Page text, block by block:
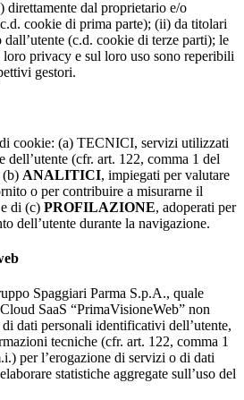
direttamente dal proprietario e/o
cookie di prima parte); (ii) da titolari
(c.d. cookie di terze parti); le
privacy e sul loro uso sono reperibili
gestori.
cookie: (a) TECNICI, servizi utilizzati
dell’utente (cfr. art. 122, comma 1 del
(b) ANALITICI, impiegati per valutare
o per contribuire a misurarne il
di (c) PROFILAZIONE, adoperati per
dell’utente durante la navigazione.
Spaggiari Parma S.p.A., quale
SaaS “PrimaVisioneWeb” non
dati personali identificativi dell’utente,
tecniche (cfr. art. 122, comma 1
per l’erogazione di servizi o di dati
statistiche aggregate sull’uso del